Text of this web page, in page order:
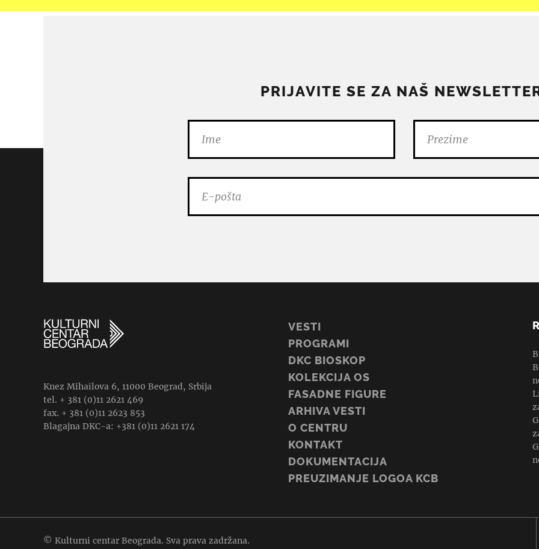
PRIJAVITE SE ZA NAŠ
Knez Mihailova 6, 11000 Beograd, Srbija
tel. + 381 (0)11 2621 469
fax. + 381 (0)11 2623 853
Blagajna DKC-a: +381 (0)11 2621 174
VESTI
PROGRAMI
DKC BIOSKOP
KOLEKCIJA OS
FASADNE FIGURE
ARHIVA VESTI
O CENTRU
KONTAKT
DOKUMENTACIJA
PREUZIMANJE LOGOA KCB
© Kulturni centar Beograda. Sva prava zadržana.